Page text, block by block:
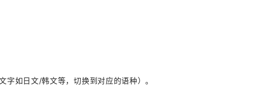
如日文/韩文等，切换到对应的语种）。